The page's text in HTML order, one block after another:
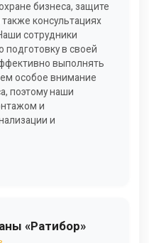
бизнеса, защите
консультациях
сотрудники
в своей
выполнять
особое внимание
поэтому наши
и
и
«Ратибор»